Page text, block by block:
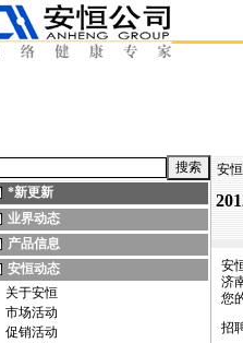
*新更新
业界动态
产品信息
安恒动态
关于安恒
市场活动
促销活动
安
安
济
您
招